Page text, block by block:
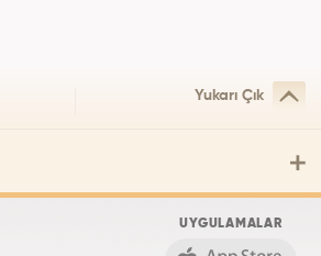
Yukarı Çık
UYGULAMALAR